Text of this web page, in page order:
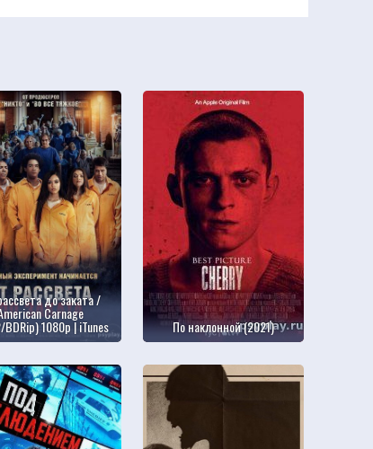
до заката /
Carnage
1080p | iTunes По наклонной (2021)